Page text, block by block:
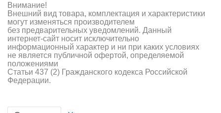
Зарядные устройства и блоки питания
Двигатели
Технические жидкости
Инструмент,измерительные приборы,расходники
Внимание!
Внешний вид товара, комплектация и характеристики
могут изменяться производителем
без предварительных уведомлений. Данный
интернет-сайт носит исключительно
информационный характер и ни при каких условиях
не является публичной офертой, определяемой
положениями
Статьи 437 (2) Гражданского кодекса Российской
Федерации.